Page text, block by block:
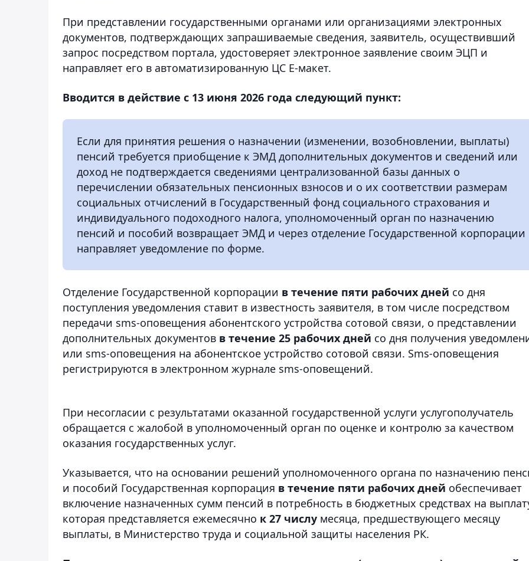
При представлении государственными органами или организациями электронных
документов, подтверждающих запрашиваемые сведения, заявитель, осуществивший
запрос посредством портала, удостоверяет электронное заявление своим ЭЦП и
направляет его в автоматизированную ЦС Е-макет.
Вводится в действие с 13 июня 2026 года следующий пункт:
Если для принятия решения о назначении (изменении, возобновлении, выплаты)
пенсий требуется приобщение к ЭМД дополнительных документов и сведений или
доход не подтверждается сведениями централизованной базы данных о
перечислении обязательных пенсионных взносов и о их соответствии размерам
социальных отчислений в Государственный фонд социального страхования и
индивидуального подоходного налога, уполномоченный орган по назначению
пенсий и пособий возвращает ЭМД и через отделение Государственной корпорации
направляет уведомление по форме.
Отделение Государственной корпорации в течение пяти рабочих дней со дня
поступления уведомления ставит в известность заявителя, в том числе посредством
передачи sms-оповещения абонентского устройства сотовой связи, о представлении
дополнительных документов в течение 25 рабочих дней со дня получения
или sms-оповещения на абонентское устройство сотовой связи. Sms-оповещения
регистрируются в электронном журнале sms-оповещений.
При несогласии с результатами оказанной государственной услуги услугополучатель
обращается с жалобой в уполномоченный орган по оценке и контролю за качеством
оказания государственных услуг.
Указывается, что на основании решений уполномоченного органа по назначению
и пособий Государственная корпорация в течение пяти рабочих дней обеспечивает
включение назначенных сумм пенсий в потребность в бюджетных средствах на
которая представляется ежемесячно к 27 числу месяца, предшествующего месяцу
выплаты, в Министерство труда и социальной защиты населения РК.